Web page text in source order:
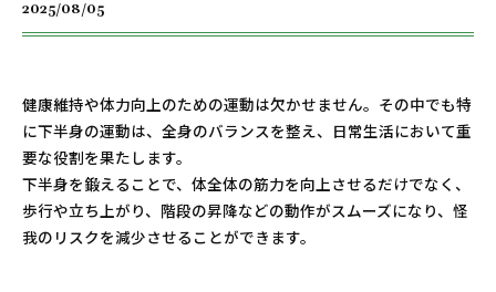
2025/08/05
健康維持や体力向上のための運動は欠かせません。その中でも特
に下半身の運動は、全身のバランスを整え、日常生活において重
要な役割を果たします。
下半身を鍛えることで、体全体の筋力を向上させるだけでなく、
歩行や立ち上がり、階段の昇降などの動作がスムーズになり、怪
我のリスクを減少させることができます。